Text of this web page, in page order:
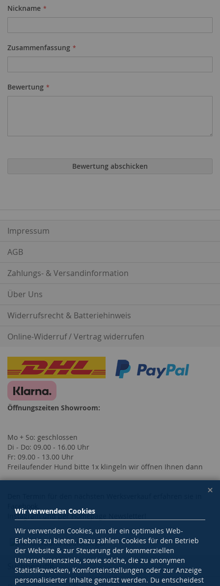
Nickname
Zusammenfassung
Bewertung
Bewertung abschicken
Impressum
AGB
Zahlungs- & Versandinformation
Über Uns
Widerrufsrecht & Batteriehinweis
Online-Widerruf / Vertrag widerrufen
Öffnungszeiten Showroom:
Mo + So: geschlossen
Di - Do: 09.00 - 16.00 Uhr
Fr: 09.00 - 13.00 Uhr
Freilaufender Hund bitte 1x klingeln wir öffnen Ihnen dann
Facebook,
Instagram und per Homepage Newsletter!
Suchbegriffe
Wir verwenden Cookies
Wir verwenden Cookies, um dir ein optimales Web-
Erlebnis zu bieten. Dazu zählen Cookies für den Betrieb
der Website & zur Steuerung der kommerziellen
Unternehmensziele, sowie solche, die zu anonymen
Statistikzwecken, Komforteinstellungen oder zur Anzeige
personalisierter Inhalte genutzt werden. Du entscheidest